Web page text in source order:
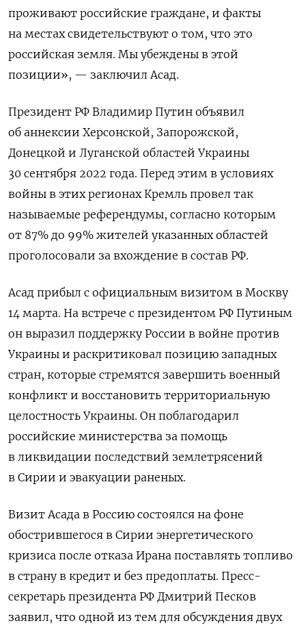
проживают российские граждане, и факты
на местах свидетельствуют о том, что это
российская земля. Мы убеждены в этой
позиции», — заключил Асад.
Президент РФ Владимир Путин объявил
об аннексии Херсонской, Запорожской,
Донецкой и Луганской областей Украины
30 сентября 2022 года. Перед этим в условиях
войны в этих регионах Кремль провел так
называемые референдумы, согласно которым
от 87% до 99% жителей указанных областей
проголосовали за вхождение в состав РФ.
Асад прибыл с официальным визитом в Москву
14 марта. На встрече с президентом РФ Путиным
он выразил поддержку России в войне против
Украины и раскритиковал позицию западных
стран, которые стремятся завершить военный
конфликт и восстановить территориальную
целостность Украины. Он поблагодарил
российские министерства за помощь
в ликвидации последствий землетрясений
в Сирии и эвакуации раненых.
Визит Асада в Россию состоялся на фоне
обострившегося в Сирии энергетического
кризиса после отказа Ирана поставлять топливо
в страну в кредит и без предоплаты. Пресс-
секретарь президента РФ Дмитрий Песков
заявил, что одной из тем для обсуждения двух